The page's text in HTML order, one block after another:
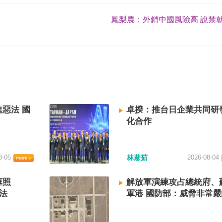
鳳梨農：外銷中國風險高 說禁
法 國
05
卓揆：推台日企業共同研
化合作
林薏茹 2026-08-04
照
解放軍演練攻占總統府、
軍港 國防部：威脅非常